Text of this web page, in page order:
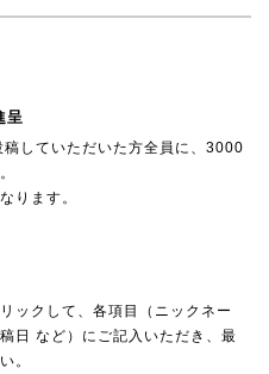
呈
していただいた方全員に、3000
ります。
ックして、各項目（ニックネー
日 など）にご記入いただき、最
。